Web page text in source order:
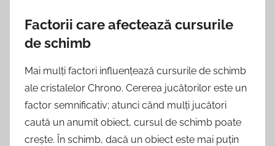
Factorii care afectează cursurile
de schimb
Mai mulți factori influențează cursurile de schimb
ale cristalelor Chrono. Cererea jucătorilor este un
factor semnificativ; atunci când mulți jucători
caută un anumit obiect, cursul de schimb poate
crește. În schimb, dacă un obiect este mai puțin